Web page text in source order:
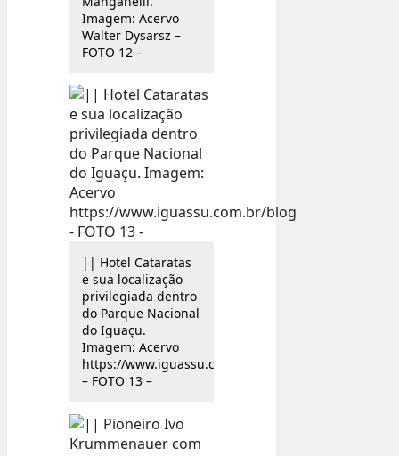
Imagem: Acervo
Walter Dysarsz –
FOTO 12 –
|| Hotel Cataratas
e sua localização
privilegiada dentro
do Parque Nacional
do Iguaçu.
Imagem: Acervo
https://www.iguassu.com.br/blog
– FOTO 13 –